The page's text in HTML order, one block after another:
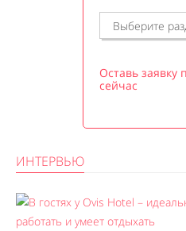
Оставь заявку
сейчас
ИНТЕРВЬЮ